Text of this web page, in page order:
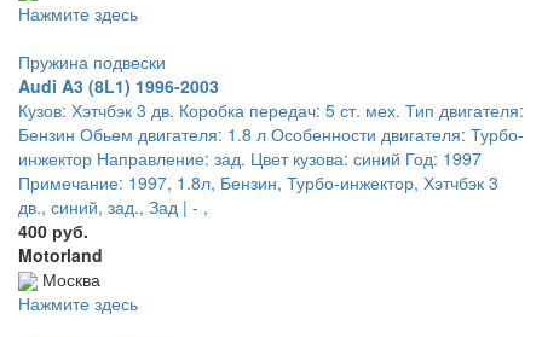
Нажмите здесь
Пружина подвески
Audi A3 (8L1) 1996-2003
Кузов: Хэтчбэк 3 дв. Коробка передач: 5 ст. мех. Тип двигателя:
Бензин Обьем двигателя: 1.8 л Особенности двигателя: Турбо-
инжектор Направление: зад. Цвет кузова: синий Год: 1997
Примечание: 1997, 1.8л, Бензин, Турбо-инжектор, Хэтчбэк 3
дв., синий, зад., Зад | - ,
400 руб.
Motorland
Москва
Нажмите здесь